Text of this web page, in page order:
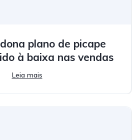
plano de picape
à baixa nas vendas
Leia mais